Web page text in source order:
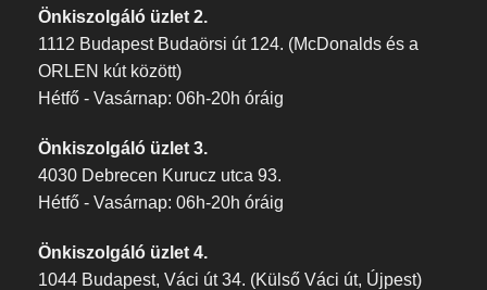
Önkiszolgáló üzlet 2.
1112 Budapest Budaörsi út 124. (McDonalds és a
ORLEN kút között)
Hétfő - Vasárnap: 06h-20h óráig
Önkiszolgáló üzlet 3.
4030 Debrecen Kurucz utca 93.
Hétfő - Vasárnap: 06h-20h óráig
Önkiszolgáló üzlet 4.
1044 Budapest, Váci út 34. (Külső Váci út, Újpest)